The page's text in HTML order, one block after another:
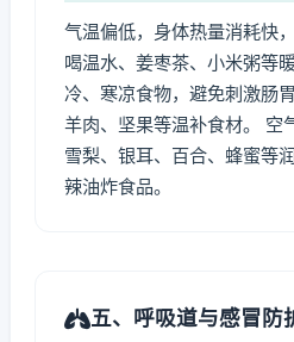
气温偏低，身体热量消耗快
喝温水、姜枣茶、小米粥等
冷、寒凉食物，避免刺激肠
羊肉、坚果等温补食材。 空
雪梨、银耳、百合、蜂蜜等
辣油炸食品。
五、呼吸道与感冒防